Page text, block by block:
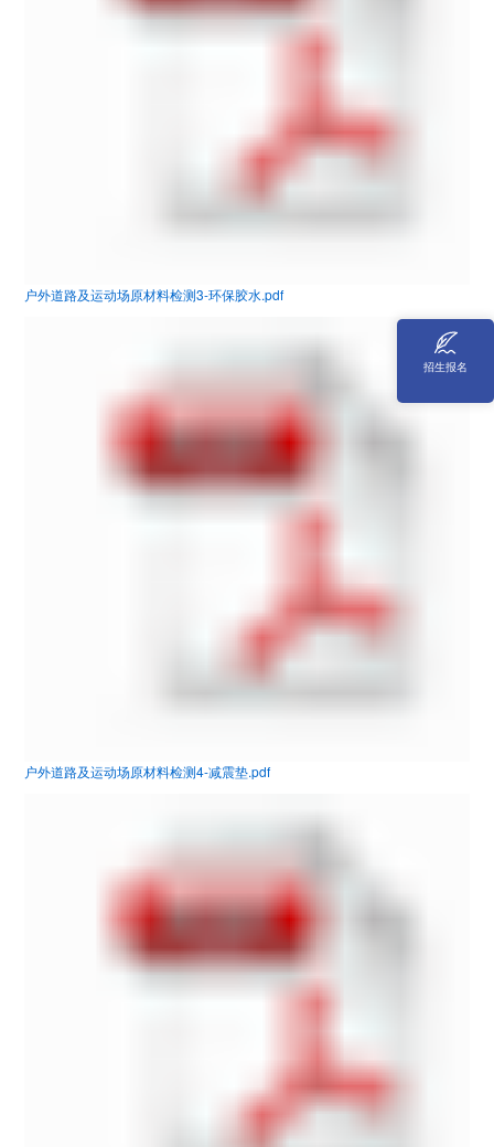
户外道路及运动场原材料检测3-环保胶水.pdf
户外道路及运动场原材料检测4-减震垫.pdf
招生报名